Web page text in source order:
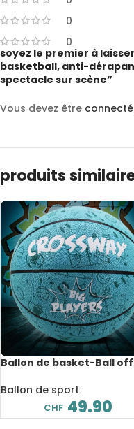
0
0
soyez le premier à
basketball, anti-
spectacle sur scène”
Vous devez être connecté
produits
Ballon de basket-Ball
entraînement, avec filet
Ballon de sport
CHF 49.90